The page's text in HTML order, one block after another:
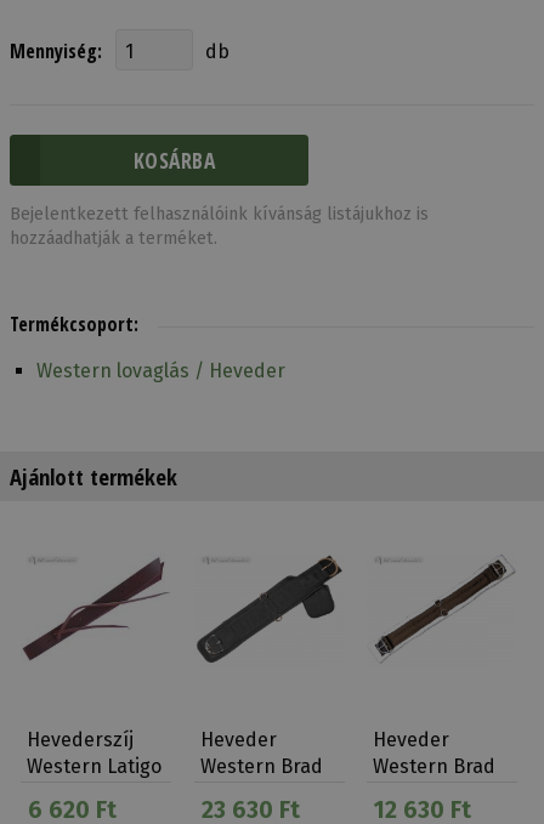
Mennyiség: db
Bejelentkezett felhasználóink kívánság listájukhoz is
hozzáadhatják a terméket.
Termékcsoport:
Western lovaglás / Heveder
Ajánlott termékek
Hevederszíj
Western Latigo
6 620 Ft
Heveder
Western Brad
23 630 Ft
Heveder
Western Brad
12 630 Ft